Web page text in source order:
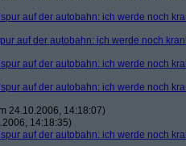
auf der autobahn: ich werde noch
auf der autobahn: ich werde noch
auf der autobahn: ich werde noch
auf der autobahn: ich werde noch
24.10.2006, 14:18:07)
14:18:35)
auf der autobahn: ich werde noch